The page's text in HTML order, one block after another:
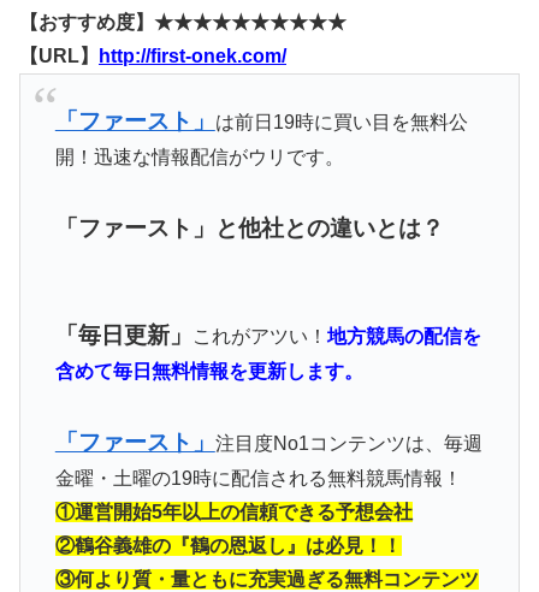
【おすすめ度】★★★★★★★★★★
【URL】
http://first-onek.com/
「ファースト」
は前日19時に買い目を無料公
開！迅速な情報配信がウリです。
「ファースト」と他社との違いとは？
「毎日更新」 これがアツい！ 地方競馬の配信を
含めて毎日無料情報を更新します。
「ファースト」 注目度No1コンテンツは、毎週
金曜・土曜の19時に配信される無料競馬情報！
①運営開始5年以上の信頼できる予想会社
②鶴谷義雄の『鶴の恩返し』は必見！！
③何より質・量ともに充実過ぎる無料コンテンツ